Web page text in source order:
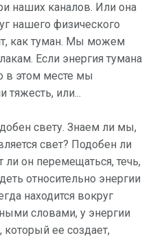
наших каналов. Или она
нашего физического
как туман. Мы можем
Если энергия тумана
в этом месте мы
тяжесть, или...
свету. Знаем ли мы,
свет? Подобен ли
ли он перемещаться, течь,
относительно энергии
находится вокруг
словами, у энергии
который ее создает,